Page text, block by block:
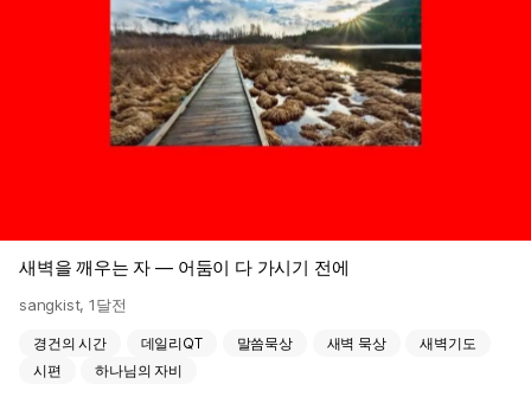
새벽을 깨우는 자 — 어둠이 다 가시기 전에
sangkist,1달전
경건의 시간 데일리QT 말씀묵상 새벽 묵상
새벽기도
시편
하나님의 자비